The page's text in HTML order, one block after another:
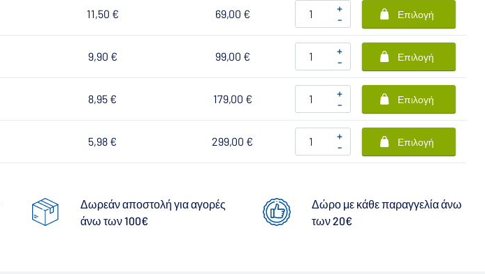
11,50 € 69,00 €
+
-
Επιλογή
9,90 € 99,00 €
+
-
Επιλογή
8,95 € 179,00 €
+
-
Επιλογή
5,98 € 299,00 €
+
-
Επιλογή
Δωρεάν αποστολή για αγορές
άνω των 100€
Δώρο με κάθε παραγγελία άνω
των 20€